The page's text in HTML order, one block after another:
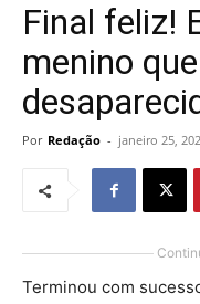
Final feliz!
menino
Por Redação - janeiro 25,
Terminou com